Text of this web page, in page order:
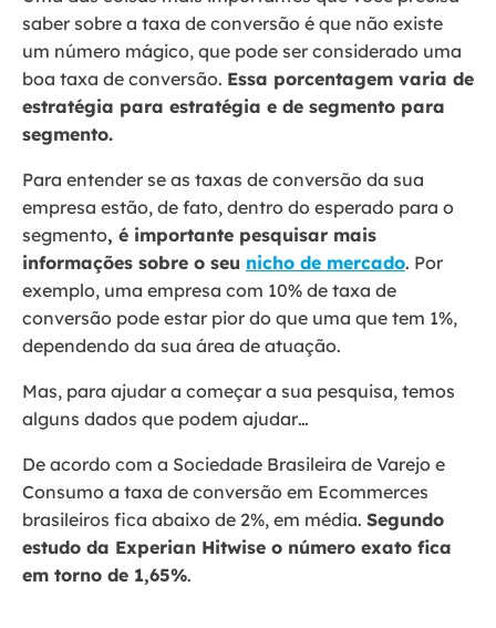
saber sobre a taxa de conversão é que não existe
um número mágico, que pode ser considerado uma
boa taxa de conversão. Essa porcentagem varia de
estratégia para estratégia e de segmento para
segmento.
Para entender se as taxas de conversão da sua
empresa estão, de fato, dentro do esperado para o
segmento, é importante pesquisar mais
informações sobre o seu nicho de mercado. Por
exemplo, uma empresa com 10% de taxa de
conversão pode estar pior do que uma que tem 1%,
dependendo da sua área de atuação.
Mas, para ajudar a começar a sua pesquisa, temos
alguns dados que podem ajudar…
De acordo com a Sociedade Brasileira de Varejo e
Consumo a taxa de conversão em Ecommerces
brasileiros fica abaixo de 2%, em média. Segundo
estudo da Experian Hitwise o número exato fica
em torno de 1,65%.